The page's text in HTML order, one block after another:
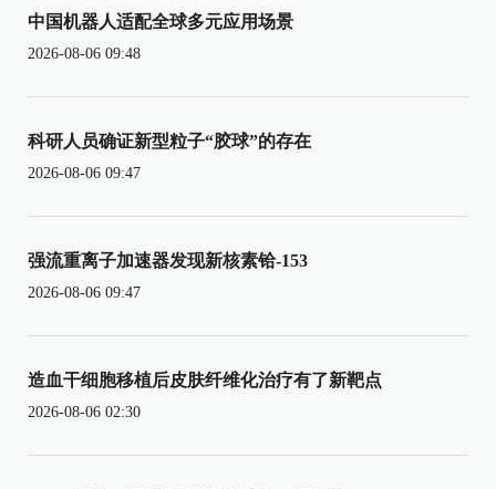
中国机器人适配全球多元应用场景
2026-08-06 09:48
科研人员确证新型粒子“胶球”的存在
2026-08-06 09:47
强流重离子加速器发现新核素铪-153
2026-08-06 09:47
造血干细胞移植后皮肤纤维化治疗有了新靶点
2026-08-06 02:30